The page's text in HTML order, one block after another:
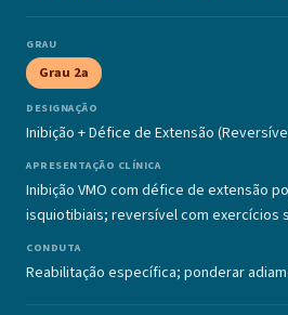
Grau 2a
Inibição + Défice de Extensão
Inibição VMO com défice de extensão
isquiotibiais; reversível com exercícios
Reabilitação específica; ponderar